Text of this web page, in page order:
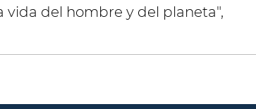
vida del hombre y del planeta",